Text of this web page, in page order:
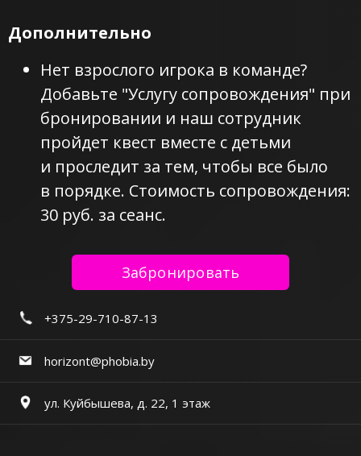
Дополнительно
Нет взрослого игрока в команде?
Добавьте "Услугу сопровождения" при
бронировании и наш сотрудник
пройдет квест вместе с детьми
и проследит за тем, чтобы все было
в порядке. Стоимость сопровождения:
30 руб. за сеанс.
Забронировать
+375-29-710-87-13
horizont@phobia.by
ул. Куйбышева, д. 22, 1 этаж